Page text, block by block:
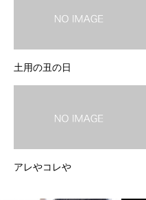
土用の丑の日
アレやコレや